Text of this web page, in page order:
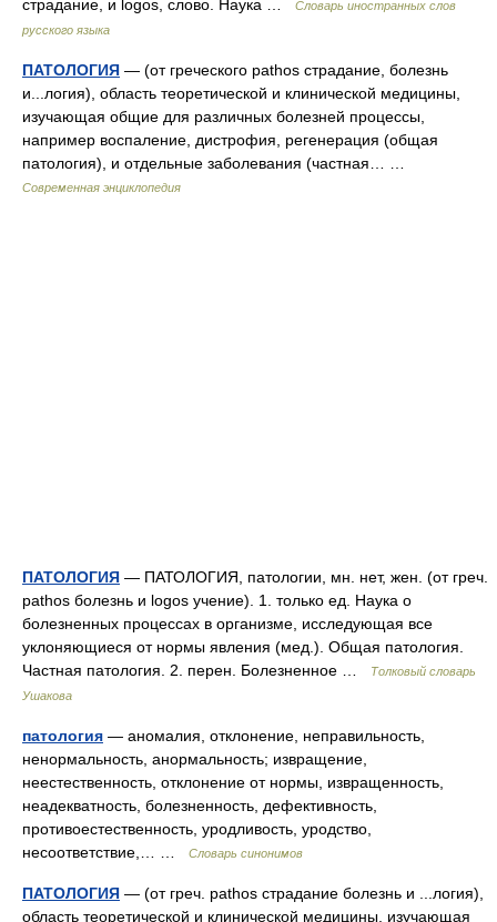
страдание, и logos, слово. Наука …
Словарь иностранных слов
русского языка
ПАТОЛОГИЯ — (от греческого pathos страдание, болезнь
и...логия), область теоретической и клинической медицины,
изучающая общие для различных болезней процессы,
например воспаление, дистрофия, регенерация (общая
патология), и отдельные заболевания (частная… …
Современная энциклопедия
ПАТОЛОГИЯ — ПАТОЛОГИЯ, патологии, мн. нет, жен. (от греч.
pathos болезнь и logos учение). 1. только ед. Наука о
болезненных процессах в организме, исследующая все
уклоняющиеся от нормы явления (мед.). Общая патология.
Частная патология. 2. перен. Болезненное …
Толковый словарь
Ушакова
патология — аномалия, отклонение, неправильность,
ненормальность, анормальность; извращение,
неестественность, отклонение от нормы, извращенность,
неадекватность, болезненность, дефективность,
противоестественность, уродливость, уродство,
несоответствие,… …
Словарь синонимов
ПАТОЛОГИЯ — (от греч. pathos страдание болезнь и ...логия),
область теоретической и клинической медицины, изучающая